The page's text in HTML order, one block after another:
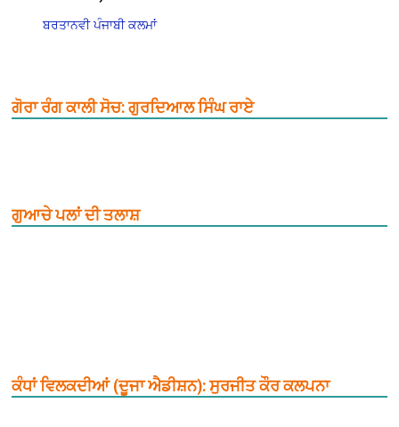
ਬਰਤਾਨਵੀ ਪੰਜਾਬੀ ਕਲਮਾਂ
ਗੋਰਾ ਰੰਗ ਕਾਲੀ ਸੋਚ: ਗੁਰਦਿਆਲ ਸਿੰਘ ਰਾਏ
ਗੁਆਚੇ ਪਲਾਂ ਦੀ ਤਲਾਸ਼
ਕੰਧਾਂ ਵਿਲਕਦੀਆਂ (ਦੂਜਾ ਐਡੀਸ਼ਨ): ਸੁਰਜੀਤ ਕੌਰ ਕਲਪਨਾ